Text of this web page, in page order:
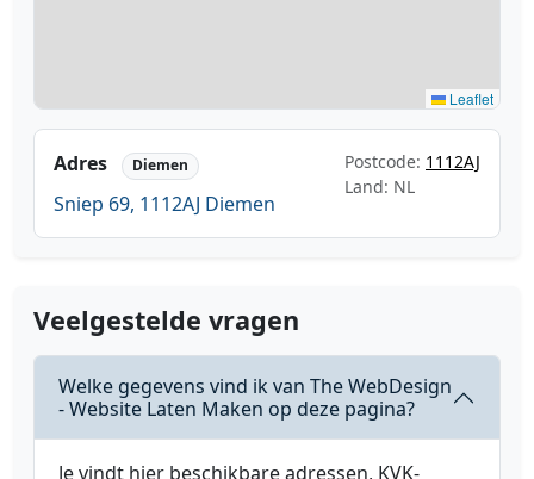
Leaflet
Adres Diemen
Sniep 69, 1112AJ Diemen
Postcode: 1112AJ
Land: NL
Veelgestelde vragen
Welke gegevens vind ik van The WebDesign
- Website Laten Maken op deze pagina?
Je vindt hier beschikbare adressen, KVK-